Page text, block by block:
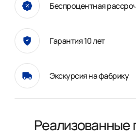
Беспроцентная
Гарантия 10 лет
Экскурсия на фабрику
Реализованные